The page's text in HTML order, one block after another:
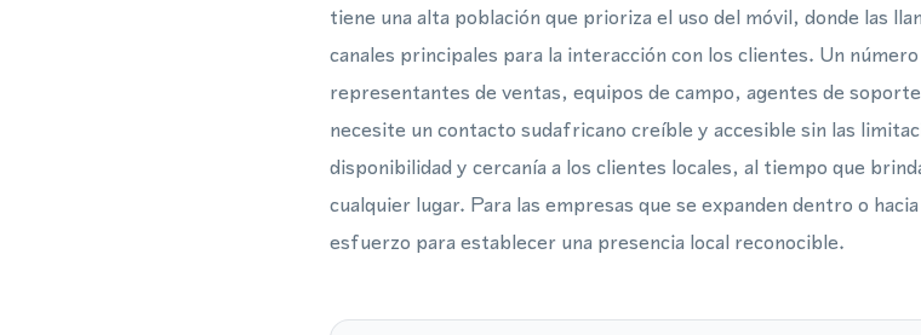
tiene una alta población que prioriza el uso del móvil, donde las
canales principales para la interacción con los clientes. Un
representantes de ventas, equipos de campo, agentes de
necesite un contacto sudafricano creíble y accesible sin las
disponibilidad y cercanía a los clientes locales, al tiempo que
cualquier lugar. Para las empresas que se expanden dentro o
esfuerzo para establecer una presencia local reconocible.